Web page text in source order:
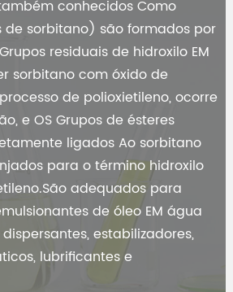
conhecidos Como
de sorbitano) são formados por
residuais de hidroxilo EM
sorbitano com óxido de
de polioxietileno, ocorre
e OS Grupos de ésteres
ligados Ao sorbitano
para o término hidroxilo
adequados para
de óleo EM água
estabilizadores,
lubrificantes e